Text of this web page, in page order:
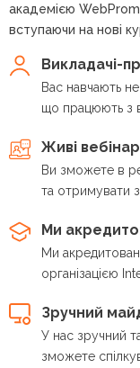
академією
вступаючи на нові
Викладачі-
Вас навчають не
що працюють з
Живі
Ви зможете в
та отримувати
Ми
Ми
організацією
Зручний
У нас зручний
зможете